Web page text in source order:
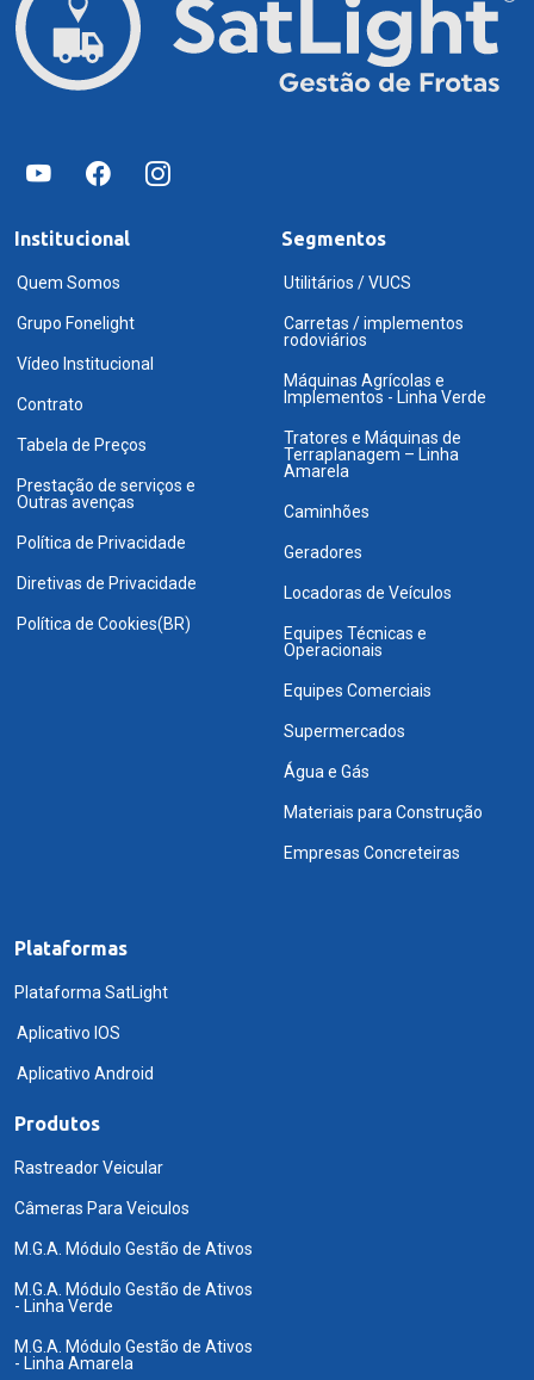
Institucional
Quem Somos
Grupo Fonelight
Vídeo Institucional
Contrato
Tabela de Preços
Prestação de serviços e
Outras avenças
Política de Privacidade
Diretivas de Privacidade
Política de Cookies(BR)
Segmentos
Utilitários / VUCS
Carretas / implementos
rodoviários
Máquinas Agrícolas e
Implementos - Linha Verde
Tratores e Máquinas de
Terraplanagem – Linha
Amarela
Caminhões
Geradores
Locadoras de Veículos
Equipes Técnicas e
Operacionais
Equipes Comerciais
Supermercados
Água e Gás
Materiais para Construção
Empresas Concreteiras
Plataformas
Plataforma SatLight
Aplicativo IOS
Aplicativo Android
Produtos
Rastreador Veicular
Câmeras Para Veiculos
M.G.A. Módulo Gestão de Ativos
M.G.A. Módulo Gestão de Ativos
- Linha Verde
M.G.A. Módulo Gestão de Ativos
- Linha Amarela